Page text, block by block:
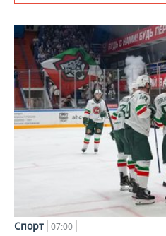
Спорт 07:00